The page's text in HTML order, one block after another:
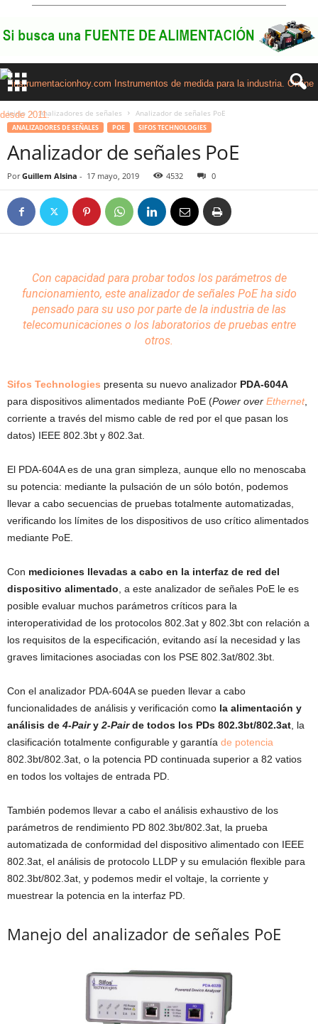
Inicio Analizadores de señales Analizador de señales PoE
ANALIZADORES DE SEÑALES POE SIFOS TECHNOLOGIES
Analizador de señales PoE
Por Guillem Alsina - 17 mayo, 2019 4532 0
Con capacidad para probar todos los parámetros de
funcionamiento, este analizador de señales PoEha sido
pensado para su uso por parte de la industria de las
telecomunicaciones o los laboratoriosde pruebas entre
otros.
Sifos Technologies presenta su nuevo analizador PDA-604A
para dispositivos alimentados mediante PoE (Power over Ethernet,
corriente a través del mismo cable de red por el que pasan los
datos) IEEE 802.3bt y 802.3at.
El PDA-604A es de una gran simpleza, aunque ello no menoscaba
su potencia: mediante la pulsación de un sólo botón, podemos
llevar a cabo secuencias de pruebas totalmente automatizadas,
verificando los límites de los dispositivos de uso crítico alimentados
mediante PoE.
Con mediciones llevadas a cabo en la interfaz de red del
dispositivo alimentado , a este analizador de señales PoE le es
posible evaluar muchos parámetros críticos para la
interoperatividad de los protocolos 802.3at y 802.3bt con relación a
los requisitos de la especificación, evitando así la necesidad y las
graves limitaciones asociadas con los PSE 802.3at/802.3bt.
Con el analizador PDA-604A se pueden llevar a cabo
funcionalidades de análisis y verificación como la alimentación y
análisis de 4-Pairy 2-Pairde todos los PDs 802.3bt/802.3at , la
clasificación totalmente configurable y garantía de potencia
802.3bt/802.3at, o la potencia PD continuada superior a 82 vatios
en todos los voltajes de entrada PD.
También podemos llevar a cabo el análisis exhaustivo de los
parámetros de rendimiento PD 802.3bt/802.3at, la prueba
automatizada de conformidad del dispositivo alimentado con IEEE
802.3at, el análisis de protocolo LLDP y su emulación flexible para
802.3bt/802.3at, y podemos medir el voltaje, la corriente y
muestrear la potencia en la interfaz PD.
Manejo del analizador de señales PoE